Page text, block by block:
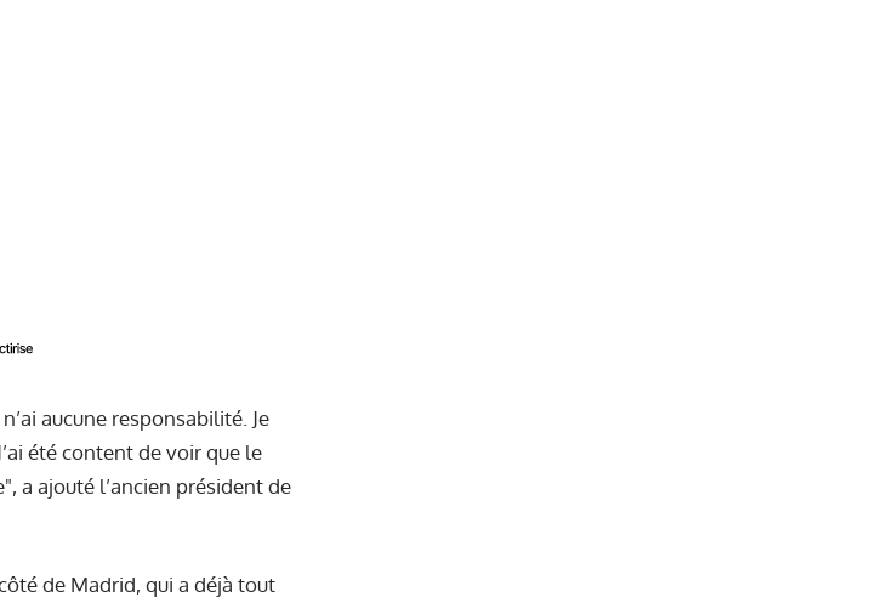
aucune responsabilité. Je
été content de voir que le
a ajouté l’ancien président de
de Madrid, qui a déjà tout